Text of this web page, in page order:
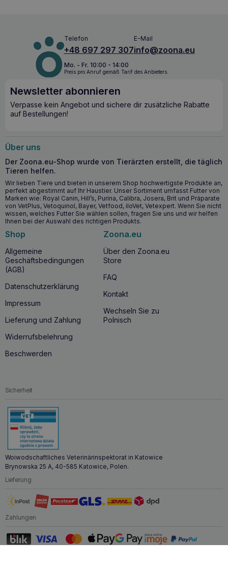
Telefon
+48 697 297 307
E-Mail
info@zoona.eu
Mo. - Fr. 10:00 - 14:00
Preis pro Anruf gemäß Tarif des Anbieters.
Newsletter abonnieren
Verpasse kein Angebot und sichere dir zusätzliche Rabatte
auf Bestellungen!
Über uns
Der Zoona.eu-Shop wurde von Tierärzten erstellt, die täglich
Tieren helfen.
Wir lieben Tiere und bieten in unserem Shop hochwertigste Produkte an,
perfekt abgestimmt auf Ihr Haustier. Unser Sortiment umfasst Futter von
Marken wie: Royal Canin, Hill’s, Purina, Calibra, Josera, Brit und Präparate
von VetPlus, Vetoquinol, Bayer, Vetfood, iloVet, Vetexpert. Wenn Sie nicht
wissen, welches Futter Sie wählen sollen, fragen Sie uns und wir helfen
Ihnen bei der Auswahl des richtigen Produkts.
Shop
Allgemeine
Geschäftsbedingungen
(AGB)
Datenschutzerklärung
Impressum
Lieferung und Zahlung
Widerrufsbelehrung
Beschwerden
Zoona.eu
Über den Zoona.eu
Store
FAQ
Kontakt
Wechseln Sie zu
Polnisch
Sicherheit
Woiwodschaftliches Veterinärinspektorat in Katowice
Brynowska 25 A, 40-585 Katowice, Polen.
Lieferung
Zahlungen